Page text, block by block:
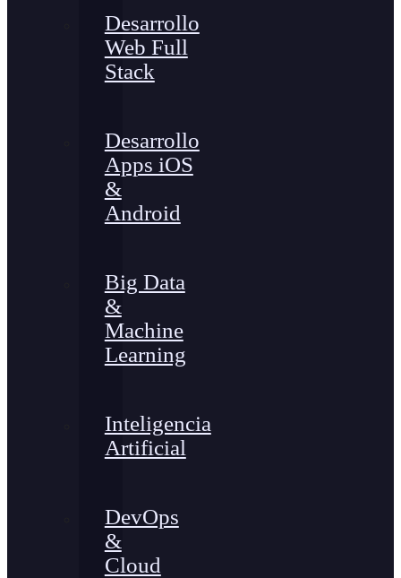
Desarrollo
Web Full
Stack
Desarrollo
Apps iOS
&
Android
Big Data
&
Machine
Learning
Inteligencia
Artificial
DevOps
&
Cloud